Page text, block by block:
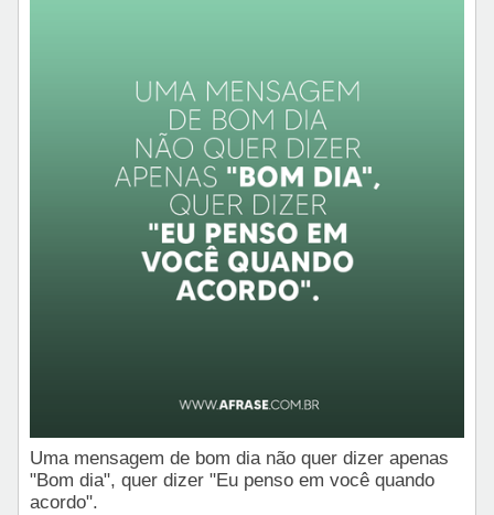
Uma mensagem de bom dia não quer dizer apenas
"Bom dia", quer dizer "Eu penso em você quando
acordo".